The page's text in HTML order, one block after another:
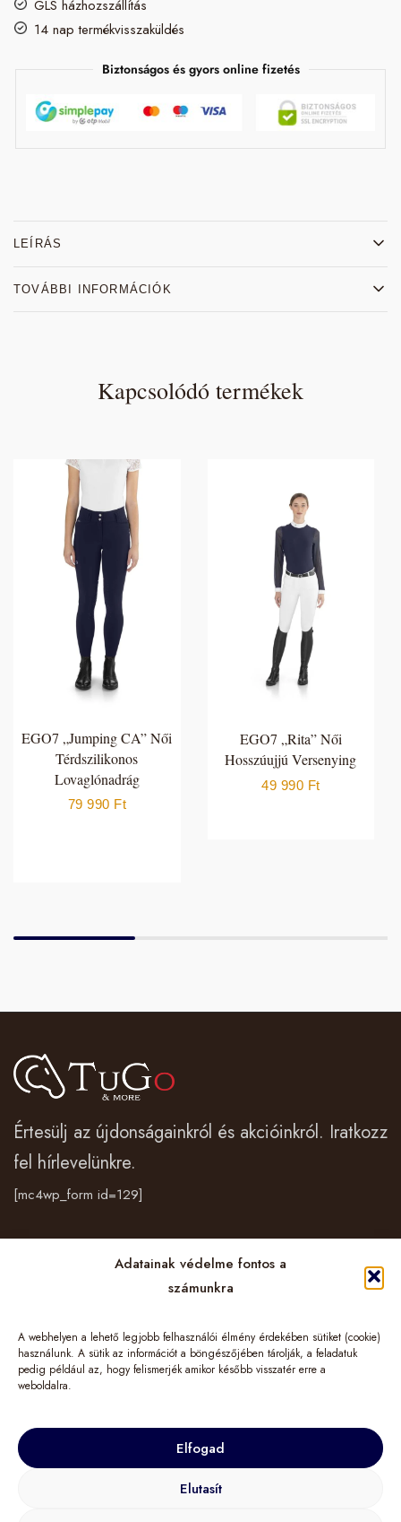
Adatainak védelme fontos a
számunkra
A webhelyen a lehető legjobb felhasználói élmény érdekében sütiket (cookie)
használunk. A sütik az információt a böngészőjében tárolják, a feladatuk
pedig például az, hogy felismerjék amikor később visszatér erre a
weboldalra.
Elfogad
Elutasít
GLS házhozszállítás
14 nap termékvisszaküldés
Biztonságos és gyors online fizetés
LEÍRÁS
TOVÁBBI INFORMÁCIÓK
Kapcsolódó termékek
EGO7 „Jumping CA” Női
Térdszilikonos
Lovaglónadrág
79 990 Ft
EGO7 „Rita” Női
Hosszúujjú Versenying
49 990 Ft
Értesülj az újdonságainkról és akcióinkról. Iratkozz
fel hírlevelünkre.
[mc4wp_form id=129]
Információk
© 2024 TuGo&More – LIMINIS HUNGARY Kft. Minden jog fenntartva!